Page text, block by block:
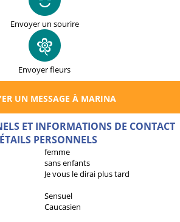
Envoyer un sourire
Envoyer fleurs
UN MESSAGE À MARINA
ET INFORMATIONS DE CONTACT
PERSONNELS
femme
sans enfants
Je vous le dirai plus tard
Sensuel
Caucasien